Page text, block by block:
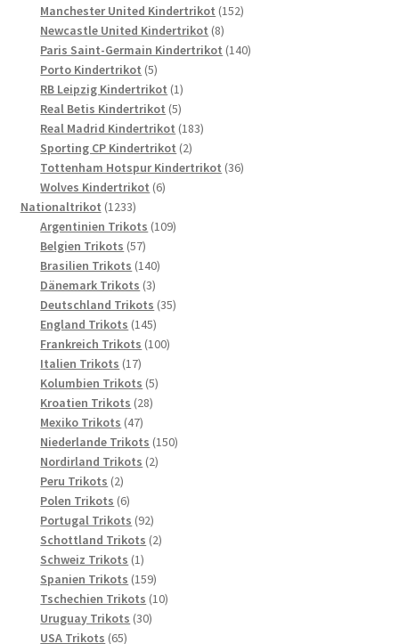
Produkte
Manchester United Kindertrikot 152152
Newcastle United Kindertrikot 88
Produkte
Paris Saint-Germain Kindertrikot 140140
Porto Kindertrikot 55
Produkte
RB Leipzig Kindertrikot 11
Produkt
Real Betis Kindertrikot 55
Produkte
Real Madrid Kindertrikot 183183
Sporting CP Kindertrikot 22
Produkte
Tottenham Hotspur Kindertrikot 3636
Wolves Kindertrikot 66
Nationaltrikot 12331233
Produkte
Argentinien Trikots 109109
Belgien Trikots 5757
Produkte
Brasilien Trikots 140140
Dänemark Trikots 33
Produkte
Deutschland Trikots 3535
England Trikots 145145
Produkte
Frankreich Trikots 100100
Italien Trikots 1717
Produkte
Kolumbien Trikots 55
Kroatien Trikots 2828
Mexiko Trikots 4747
Produkte
Niederlande Trikots 150150
Nordirland Trikots 22
Peru Trikots 22
Produkte
Polen Trikots 66
Produkte
Portugal Trikots 9292
Produkte
Schottland Trikots 22
Schweiz Trikots 11
Produkt
Spanien Trikots 159159
Produkte
Tschechien Trikots 1010
Uruguay Trikots 3030
USA Trikots 6565